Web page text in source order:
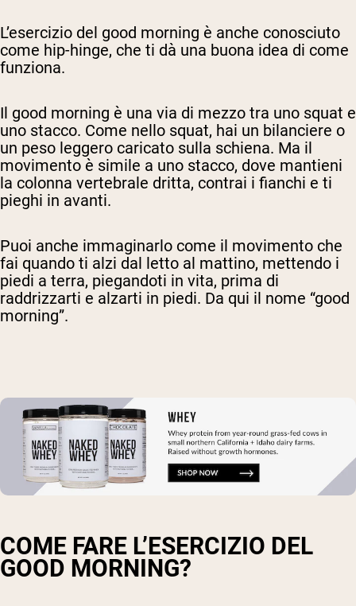
L’esercizio del good morning è anche conosciuto
come hip-hinge, che ti dà una buona idea di come
funziona.
Il good morning è una via di mezzo tra uno squat e
uno stacco. Come nello squat, hai un bilanciere o
un peso leggero caricato sulla schiena. Ma il
movimento è simile a uno stacco, dove mantieni
la colonna vertebrale dritta, contrai i fianchi e ti
pieghi in avanti.
Puoi anche immaginarlo come il movimento che
fai quando ti alzi dal letto al mattino, mettendo i
piedi a terra, piegandoti in vita, prima di
raddrizzarti e alzarti in piedi. Da qui il nome “good
morning”.
COME FARE L’ESERCIZIO DEL
GOOD MORNING?